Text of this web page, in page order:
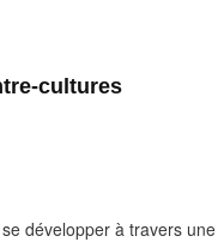
cultures
développer à travers